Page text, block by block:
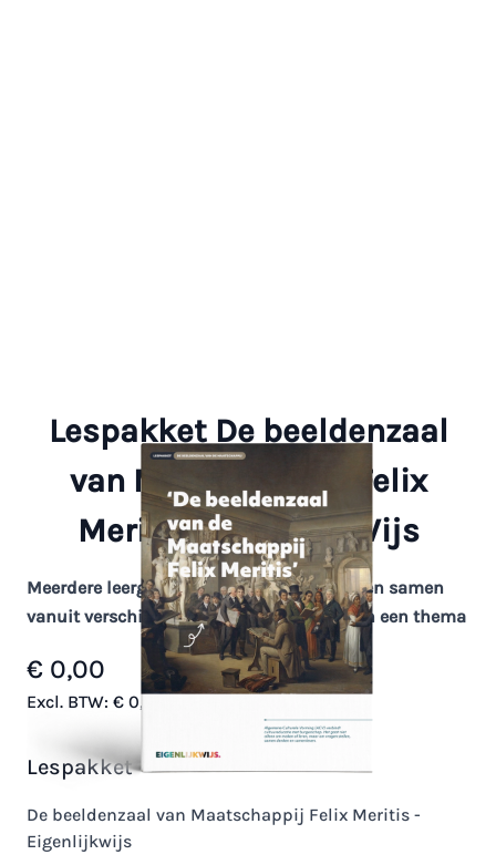
Lespakket De beeldenzaal
van Maatschappij Felix
Meritis - EigenlijkWijs
Meerdere leergebieden en domeinen komen samen
vanuit verschillende perspectieven binnen een thema
€ 0,00
Excl. BTW: € 0,00
Op voorraad
Lespakket
De beeldenzaal van Maatschappij Felix Meritis -
Eigenlijkwijs